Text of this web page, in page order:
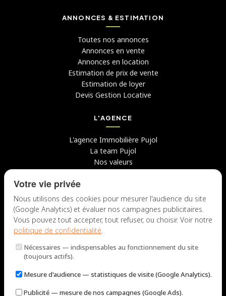
ANNONCES & ESTIMATION
Toutes nos annonces
Annonces en vente
Annonces en location
Estimation de prix de vente
Estimation de loyer
Devis Gestion Locative
L'AGENCE
L'agence Immobilière Pujol
La team Pujol
Nos valeurs
Avis clients
Candidater chez nous
NOUS CONTACTER
Lun – Jeu : 9h – 12h / 14h – 18h
Votre vie privée
Nous utilisons des cookies pour mesurer l'audience du site
(Google Analytics) et évaluer nos campagnes publicitaires.
Vous pouvez tout accepter, tout refuser, ou choisir. Voir notre
politique de confidentialité.
Nécessaires — indispensables au fonctionnement du site
(toujours actifs).
Mesure d'audience — statistiques de visite (Google Analytics).
Publicité — mesure de nos campagnes (Google Ads).